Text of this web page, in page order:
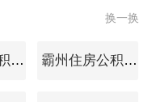
换一换
崇左住房公积金查询 霸州住房公积金查询